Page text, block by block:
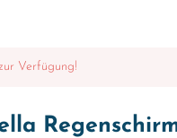
Verfügung!